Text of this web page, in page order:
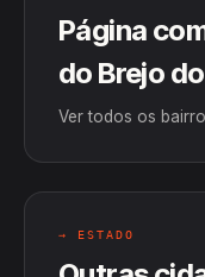
Página
do Brejo
Ver todos os
→ ESTADO